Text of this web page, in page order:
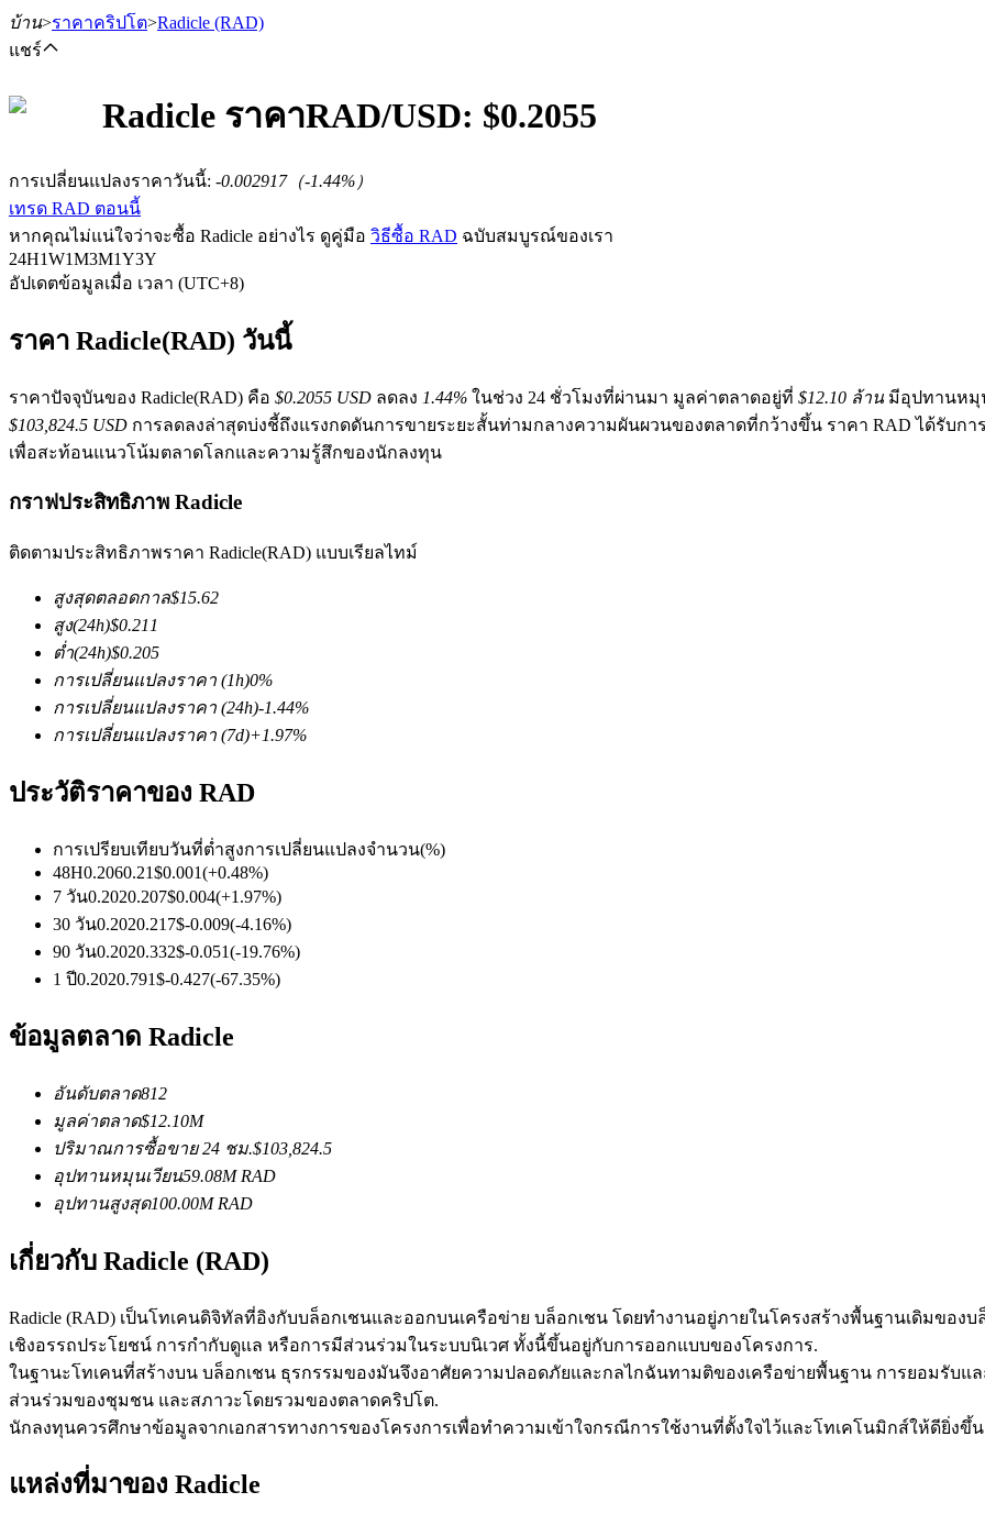
ฟิวเจอร์ส
ฟิวเจอร์ส USDT
ฟิวเจอร์สที่ใช้ USDT เป็นหลักประกัน
ฟิวเจอร์ส COIN-M
ฟิวเจอร์สสกุลเงินดิจิทัล
TradFi
อนุพันธ์ของหุ้น ฟอเร็กซ์ โลหะมีค่า และสินค้าโภคภัณฑ์
ฟิวเจอร์สที่ใช้ USDC เป็นหลักประกัน
คัดลอกการซื้อขาย
เข้าร่วมกับเทรดเดอร์ชั้นนำ
บ้าน>ราคาคริปโต>Radicle (RAD)
แชร์
Radicle ราคาRAD/USD: $0.2055
การเปลี่ยนแปลงราคาวันนี้: -0.002917（-1.44%）
เทรด RAD ตอนนี้
หากคุณไม่แน่ใจว่าจะซื้อ Radicle อย่างไร ดูคู่มือ วิธีซื้อ RAD ฉบับสมบูรณ์ของเรา
24H1W1M3M1Y3Y
อัปเดตข้อมูลเมื่อ เวลา (UTC+8)
ราคา Radicle(RAD) วันนี้
ราคาปัจจุบันของ Radicle(RAD) คือ $0.2055 USD ลดลง 1.44% ในช่วง 24 ชั่วโมงที่ผ่านมา มูลค่าตลาดอยู่ที่ $12.10 ล้าน มีอุปทานหมุ
$103,824.5 USD การลดลงล่าสุดบ่งชี้ถึงแรงกดดันการขายระยะสั้นท่ามกลางความผันผวนของตลาดที่กว้างขึ้น ราคา RAD ได้รับก
เพื่อสะท้อนแนวโน้มตลาดโลกและความรู้สึกของนักลงทุน
กราฟประสิทธิภาพ Radicle
ติดตามประสิทธิภาพราคา Radicle(RAD) แบบเรียลไทม์
สูงสุดตลอดกาล$15.62
สูง(24h)$0.211
ต่ำ(24h)$0.205
การเปลี่ยนแปลงราคา (1h)0%
การเปลี่ยนแปลงราคา (24h)-1.44%
การเปลี่ยนแปลงราคา (7d)+1.97%
ประวัติราคาของ RAD
การเปรียบเทียบวันที่ต่ำสูงการเปลี่ยนแปลงจำนวน(%)
48H0.2060.21$0.001(+0.48%)
7 วัน0.2020.207$0.004(+1.97%)
30 วัน0.2020.217$-0.009(-4.16%)
90 วัน0.2020.332$-0.051(-19.76%)
1 ปี0.2020.791$-0.427(-67.35%)
ข้อมูลตลาด Radicle
อันดับตลาด812
มูลค่าตลาด$12.10M
ปริมาณการซื้อขาย 24 ชม.$103,824.5
อุปทานหมุนเวียน59.08M RAD
อุปทานสูงสุด100.00M RAD
เกี่ยวกับ Radicle (RAD)
Radicle (RAD) เป็นโทเคนดิจิทัลที่อิงกับบล็อกเชนและออกบนเครือข่าย บล็อกเชน โดยทำงานอยู่ภายในโครงสร้างพื้นฐานเดิมขอ
เชิงอรรถประโยชน์ การกำกับดูแล หรือการมีส่วนร่วมในระบบนิเวศ ทั้งนี้ขึ้นอยู่กับการออกแบบของโครงการ.
ในฐานะโทเคนที่สร้างบน บล็อกเชน ธุรกรรมของมันจึงอาศัยความปลอดภัยและกลไกฉันทามติของเครือข่ายพื้นฐาน การยอมรับ
ส่วนร่วมของชุมชน และสภาวะโดยรวมของตลาดคริปโต.
นักลงทุนควรศึกษาข้อมูลจากเอกสารทางการของโครงการเพื่อทำความเข้าใจกรณีการใช้งานที่ตั้งใจไว้และโทเคโนมิกส์ให้ดียิ่งขึ้น
แหล่งที่มาของ Radicle